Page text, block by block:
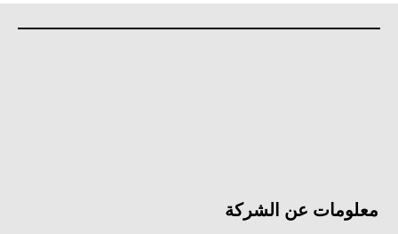
معلومات عن الشركة